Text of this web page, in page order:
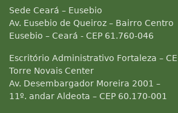
Sede Ceará – Eusebio
Av. Eusebio de Queiroz – Bairro Centro
Eusebio – Ceará - CEP 61.760-046
Escritório Administrativo Fortaleza – CE
Torre Novais Center
Av. Desembargador Moreira 2001 –
11º. andar Aldeota – CEP 60.170-001